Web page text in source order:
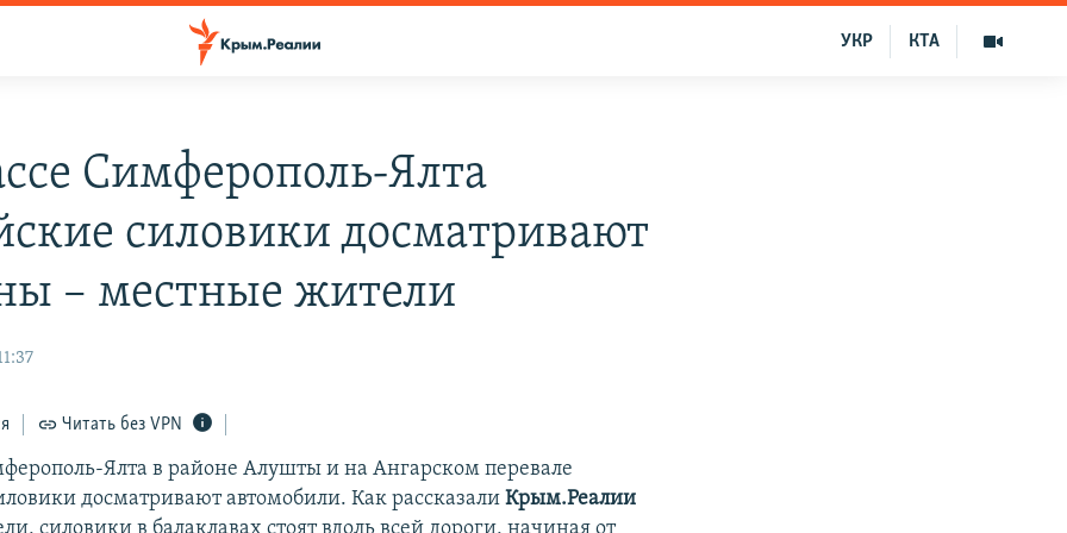
КТА
УКР
Симферополь-Ялта
силовики досматривают
– местные жители
Читать без VPN
Ялта в районе Алушты и на Ангарском перевале
досматривают автомобили. Как рассказалиКрым.Реалии